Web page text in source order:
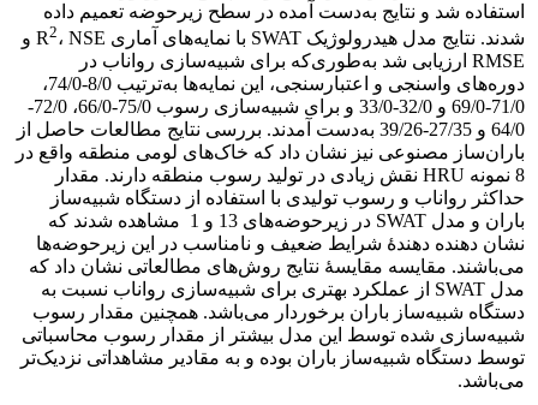
استفاده شد و نتایج به‌دست آمده در سطح زیرحوضه تعمیم داده
شدند. نتایج مدل هیدرولوژیک SWAT با نمایه‌های آماری R
2
، NSE و
RMSE ارزیابی شد به‌طوری‌که برای شبیه‌سازی رواناب در
دوره‌های واسنجی و اعتبارسنجی، این نمایه‌ها به‌ترتیب 8/0-74/0،
71/0-69/0 و 32/0-33/0 و برای شبیه‌سازی رسوب 75/0-66/0، 72/0-
64/0 و 27/35-39/26 به‌دست آمدند. بررسی نتایج مطالعات حاصل از
باران‌ساز مصنوعی نیز نشان داد که خاک‌های لومی منطقه واقع در
8 نمونه HRU نقش زیادی در تولید رسوب منطقه دارند. مقدار
حداکثر رواناب و رسوب تولیدی با استفاده از دستگاه شبیه‌ساز
باران و مدل SWAT در زیرحوضه‌های 13 و 1 مشاهده شدند که
نشان دهنده دهندۀ شرایط ضعیف و نامناسب در این زیرحوضه‌ها
می‌باشند. مقایسه مقایسۀ نتایج روش‌های مطالعاتی نشان داد که
مدل SWAT از عملکرد بهتری برای شبیه‌سازی رواناب نسبت به
دستگاه شبیه‌ساز باران برخوردار می‌باشد. همچنین مقدار رسوب
شبیه‌سازی شده توسط این مدل بیشتر از مقدار رسوب محاسباتی
توسط دستگاه شبیه‌ساز باران بوده و به مقادیر مشاهداتی نزدیک‌تر
می‌باشد.